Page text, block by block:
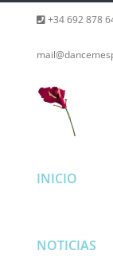
contenido
+34 692 878
INICIO
NOTICIAS